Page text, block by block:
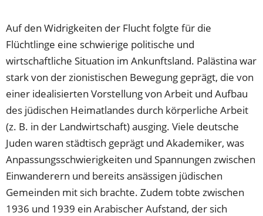
Auf den Widrigkeiten der Flucht folgte für die
Flüchtlinge eine schwierige politische und
wirtschaftliche Situation im Ankunftsland. Palästina war
stark von der zionistischen Bewegung geprägt, die von
einer idealisierten Vorstellung von Arbeit und Aufbau
des jüdischen Heimatlandes durch körperliche Arbeit
(z. B. in der Landwirtschaft) ausging. Viele deutsche
Juden waren städtisch geprägt und Akademiker, was
Anpassungsschwierigkeiten und Spannungen zwischen
Einwanderern und bereits ansässigen jüdischen
Gemeinden mit sich brachte. Zudem tobte zwischen
1936 und 1939 ein Arabischer Aufstand, der sich